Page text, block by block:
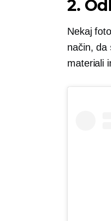
2.
Nekaj
način, da
materiali